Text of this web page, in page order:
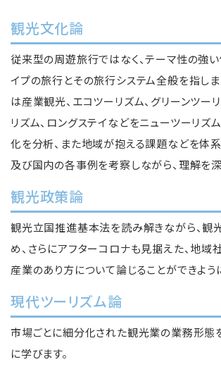
観光文化論
従来型の周遊旅行ではなく、テーマ性の強
イプの旅行とその旅行システム全般を指しま
は産業観光、エコツーリズム、グリーンツー
リズム、ロングステイなどをニューツーリズ
化を分析、また地域が抱える課題などを体
及び国内の各事例を考察しながら、理解を深
観光政策論
観光立国推進基本法を読み解きながら、観
め、さらにアフターコロナも見据えた、地域
産業のあり方について論じることができよう
現代ツーリズム論
市場ごとに細分化された観光業の業務形態
に学びます。